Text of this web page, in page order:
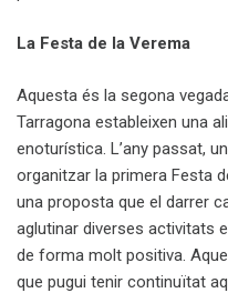
La Festa de la Verema
Aquesta és la segona
Tarragona estableixen una
enoturística. L’any passat,
organitzar la primera Festa
una proposta que el darrer
aglutinar diverses activitats
de forma molt positiva.
que pugui tenir continuïtat